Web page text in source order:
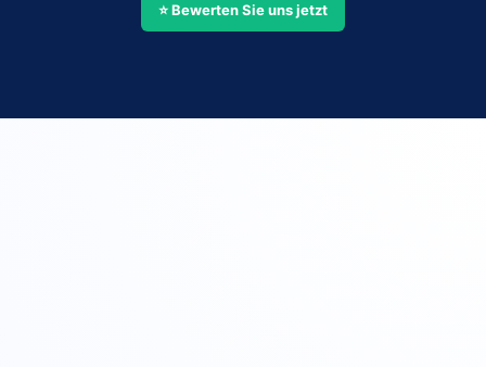
⭐ Bewerten Sie uns jetzt